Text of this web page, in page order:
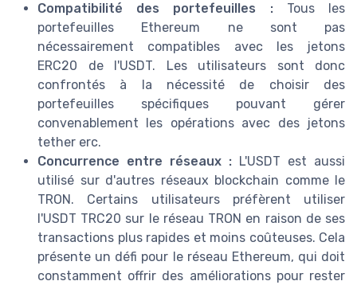
Compatibilité des portefeuilles :Tous les
portefeuilles Ethereum ne sont pas
nécessairement compatibles avec les jetons
ERC20 de l'USDT. Les utilisateurs sont donc
confrontés à la nécessité de choisir des
portefeuilles spécifiques pouvant gérer
convenablement les opérations avec des jetons
tether erc.
Concurrence entre réseaux : L'USDT est aussi
utilisé sur d'autres réseaux blockchain comme le
TRON. Certains utilisateurs préfèrent utiliser
l'USDT TRC20 sur le réseau TRON en raison de ses
transactions plus rapides et moins coûteuses. Cela
présente un défi pour le réseau Ethereum, qui doit
constamment offrir des améliorations pour rester